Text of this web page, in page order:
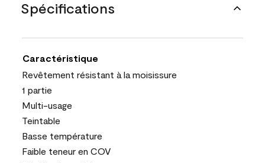
Spécifications
Caractéristique
Revêtement résistant à la moisissure
1 partie
Multi-usage
Teintable
Basse température
Faible teneur en COV